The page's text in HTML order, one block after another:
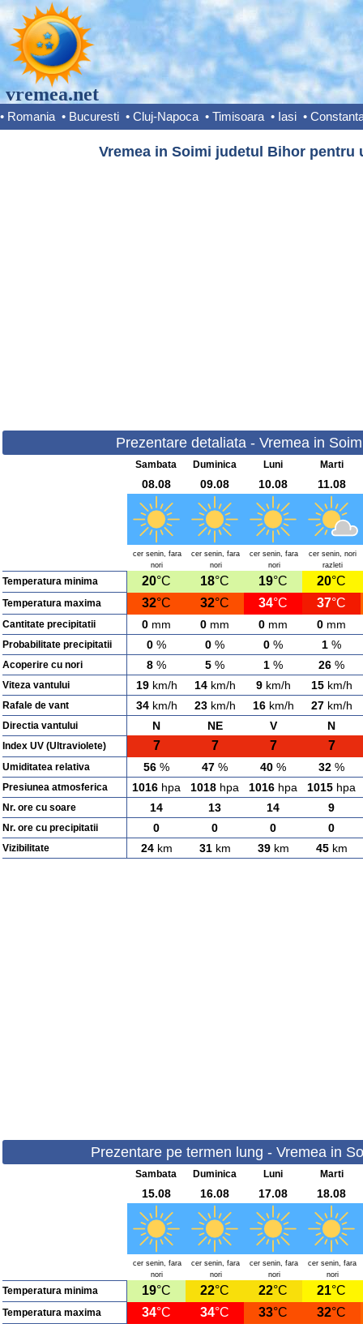
vremea.net
• Romania • Bucuresti • Cluj-Napoca • Timisoara • Iasi •
Vremea in Soimi judetul Bihor pentru
Prezentare detaliata - Vremea in
Sambata Duminica Luni Marti
08.08 09.08 10.08 11.08
cer senin, fara
nori
cer senin, fara
nori
cer senin, fara
nori
cer senin, nori
razleti
Temperatura minima 20°C 18°C 19°C 20°C
Temperatura maxima 32°C 32°C 34°C 37°C
Cantitate precipitatii 0 mm 0 mm 0 mm 0 mm
Probabilitate precipitatii 0 % 0 % 0 % 1 %
Acoperire cu nori 8 % 5 % 1 % 26 %
Viteza vantului 19km/h 14km/h 9km/h 15km/h
Rafale de vant 34km/h 23km/h 16km/h 27km/h
Directia vantului N NE V N
Index UV (Ultraviolete) 7 7 7 7
Umiditatea relativa 56 % 47 % 40 % 32 %
Presiunea atmosferica 1016 hpa 1018 hpa 1016 hpa 1015 hpa
Nr. ore cu soare 14 13 14 9
Nr. ore cu precipitatii 0 0 0 0
Vizibilitate 24km 31km 39km 45km
Prezentare pe termen lung - Vremea in
Sambata Duminica Luni Marti
15.08 16.08 17.08 18.08
cer senin, fara
nori
cer senin, fara
nori
cer senin, fara
nori
cer senin, fara
nori
Temperatura minima 19°C 22°C 22°C 21°C
Temperatura maxima 34°C 34°C 33°C 32°C